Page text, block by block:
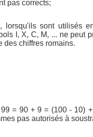
pas corrects;
lorsqu'ils sont utilisés
I, X, C, M, ... ne peut
des chiffres romains.
= 90 + 9 = (100 - 10)
pas autorisés à